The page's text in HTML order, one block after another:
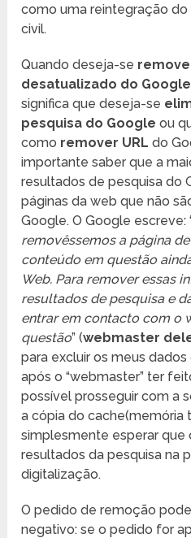
como uma reintegração
civil.
Quando deseja-se
desatualizado do Google
significa que deseja-se
pesquisa do Google ou
como remover URLdo
importante saber que a
resultados de pesquisa do
páginas da web que não
Google. O Google escreve:
removêssemos a página
conteúdo em questão
Web. Para remover essas
resultados de pesquisa e
entrar em contacto com o
questão” (webmaster
para excluir os meus
após o “webmaster” ter
possível prosseguir com a
a cópia do cache(memória
simplesmente esperar que
resultados da pesquisa na
digitalização.
O pedido de remoção
negativo: se o pedido for